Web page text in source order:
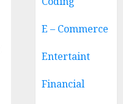
E – Commerce
Entertaint
Financial